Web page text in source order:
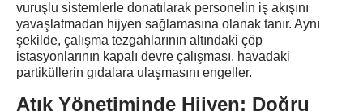
vuruşlu sistemlerle donatılarak personelin iş akışını
yavaşlatmadan hijyen sağlamasına olanak tanır. Aynı
şekilde, çalışma tezgahlarının altındaki çöp
istasyonlarının kapalı devre çalışması, havadaki
partiküllerin gıdalara ulaşmasını engeller.
Atık Yönetiminde Hijyen: Doğru